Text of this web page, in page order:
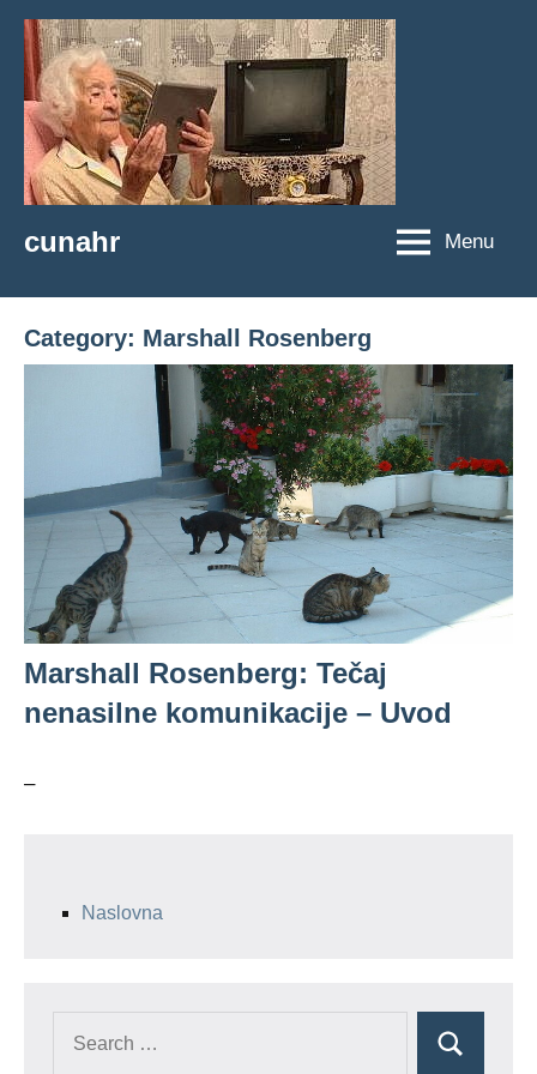
Skip
content
cunahr
cunahr
Menu
Category: Marshall Rosenberg
Marshall Rosenberg: Tečaj
nenasilne komunikacije – Uvod
–
Naslovna
Search